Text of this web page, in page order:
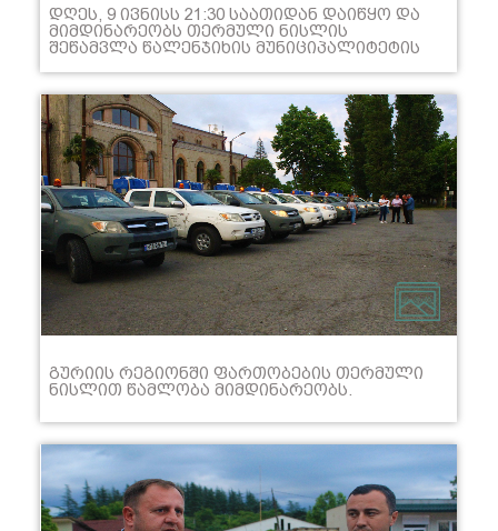
ᲓᲦᲔᲡ, 9 ᲘᲕᲜᲘᲡᲡ 21:30 ᲡᲐᲐᲗᲘᲓᲐᲜ ᲓᲐᲘᲬᲧᲝ ᲓᲐ
ᲛᲘᲛᲓᲘᲜᲐᲠᲔᲝᲑᲡ ᲗᲔᲠᲛᲣᲚᲘ ᲜᲘᲡᲚᲘᲡ
ᲨᲔᲬᲐᲛᲕᲚᲐ ᲬᲐᲚᲔᲜᲯᲘᲮᲘᲡ ᲛᲣᲜᲘᲪᲘᲞᲐᲚᲘᲢᲔᲢᲘᲡ
ᲛᲣᲟᲐᲕᲐᲨᲘ, ᲤᲐᲮᲣᲚᲐᲜᲡᲐ ᲓᲐ ᲭᲐᲚᲔᲨᲘ.
ᲨᲔᲬᲐᲛᲕᲚᲘᲡ ᲞᲠᲝᲪᲔᲡᲡ ᲐᲓᲒᲘᲚᲖᲔ ᲓᲐᲔᲡᲬᲠᲜᲔᲜ
ᲬᲐᲚᲔᲜᲯᲘᲮᲘᲡ ᲛᲣᲜᲘᲪᲘᲞᲐᲚᲘᲢᲔᲢᲘᲡ ᲛᲔᲠᲘ ᲑᲔᲡᲘᲙ
ᲤᲐᲠᲪᲕᲐᲜᲘᲐ ᲓᲐ ᲛᲔᲠᲘᲡ ᲛᲝᲐᲓᲒᲘᲚᲔ
ᲡᲔᲕᲔᲠᲘᲐᲜᲔ ᲨᲔᲠᲝᲖᲘᲐ. ᲣᲡᲐᲤᲠᲗᲮᲝᲔᲑᲘᲡ
ᲓᲐᲪᲕᲘᲡ ᲛᲘᲖᲜᲘᲗ ᲙᲘ ᲐᲓᲒᲘᲚᲝᲑᲠᲘᲕ
ᲛᲝᲡᲐᲮᲚᲔᲝᲑᲐᲡ, ᲤᲐᲠᲝᲡᲐᲜᲐᲡᲗᲐᲜ ᲑᲠᲫᲝᲚᲘᲡ
ᲡᲐᲙᲝᲝᲠᲓᲘᲜᲐᲪᲘᲝ ᲛᲐᲠᲗᲕᲘᲡ ᲪᲔᲜᲢᲠᲘ,
ᲗᲔᲠᲛᲣᲚᲘ ᲜᲘᲡᲚᲘᲗ ᲬᲐᲛᲚᲝᲑᲘᲡ ᲨᲔᲡᲐᲮᲔᲑ,
ᲡᲐᲢᲔᲚᲔᲤᲝᲜᲝ ᲒᲖᲐᲕᲜᲘᲚᲘᲡ ᲛᲔᲨᲕᲔᲝᲑᲘᲗ 24
ᲡᲐᲐᲗᲘᲗ ᲐᲓᲠᲔ ᲐᲤᲠᲗᲮᲘᲚᲔᲑᲡ.
ᲦᲝᲜᲘᲡᲫᲘᲔᲑᲔᲑᲘ ᲛᲔᲤᲣᲢᲙᲠᲔᲔᲑᲘᲡ
ᲘᲜᲢᲔᲠᲔᲡᲔᲑᲘᲡ ᲒᲐᲗᲕᲐᲚᲘᲡᲬᲘᲜᲔᲑᲘᲗ ᲘᲒᲔᲒᲛᲔᲑᲐ,
ᲠᲐᲗᲐ ᲛᲐᲥᲡᲘᲛᲐᲚᲣᲠᲐᲓ ᲘᲧᲝᲡ ᲓᲐᲪᲣᲚᲘ
ᲤᲣᲢᲙᲐᲠᲘ.
ᲒᲣᲠᲘᲘᲡ ᲠᲔᲒᲘᲝᲜᲨᲘ ᲤᲐᲠᲗᲝᲑᲔᲑᲘᲡ ᲗᲔᲠᲛᲣᲚᲘ
ᲜᲘᲡᲚᲘᲗ ᲬᲐᲛᲚᲝᲑᲐ ᲛᲘᲛᲓᲘᲜᲐᲠᲔᲝᲑᲡ.